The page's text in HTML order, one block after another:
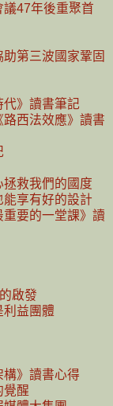
議47年後重聚首
第三波國家鞏固
代》讀書筆記
西法效應》讀書
救我們的國度
能享有好的設計
重要的一堂課》讀
啟發
利益團體
構》讀書心得
覺醒